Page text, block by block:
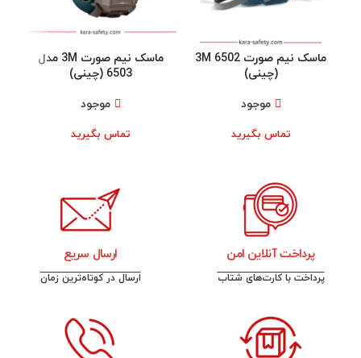
ماسک نیم صورت 3M 6502
(چینی)
موجود
تماس بگیرید
ماسک نیم صورت 3M مدل
6503 (چینی)
موجود
تماس بگیرید
پرداخت آنلاین امن
پرداخت با کارت‌های شتاب
ارسال سریع
ارسال در کوتاه‌ترین زمان